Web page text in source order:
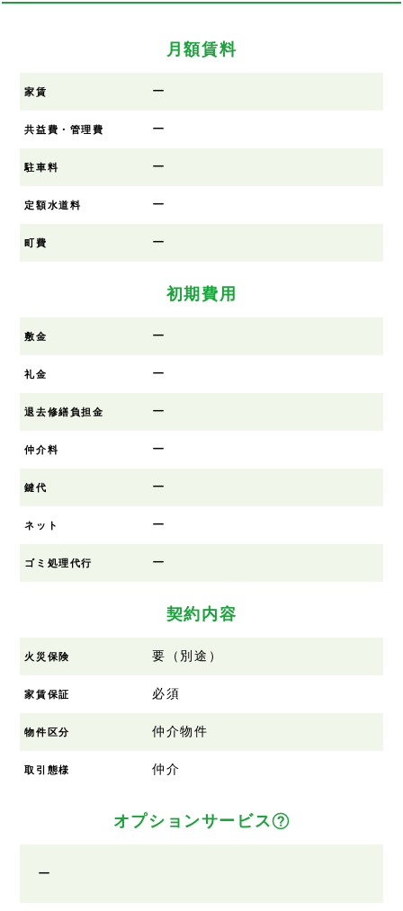
月額賃料
家賃 ー
共益費・管理費 ー
駐車料 ー
定額水道料 ー
町費 ー
初期費用
敷金 ー
礼金 ー
退去修繕負担金 ー
仲介料 ー
鍵代 ー
ネット ー
ゴミ処理代行 ー
契約内容
火災保険 要（別途）
家賃保証 必須
物件区分 仲介物件
取引態様 仲介
オプションサービス
ー